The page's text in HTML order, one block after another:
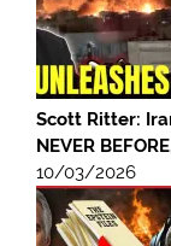
Scott Ritter:
NEVER
10/03/2026